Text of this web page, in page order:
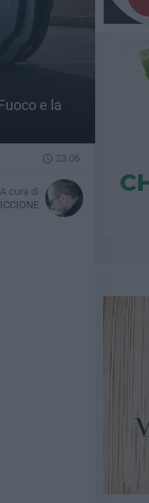
e la
23.06
A cura di